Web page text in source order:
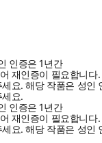
인증은 1년간
재인증이 필요합니다.
세요.해당 작품은 성인
요.
인증은 1년간
재인증이 필요합니다.
세요.해당 작품은 성인